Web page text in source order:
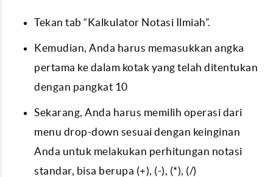
Tekan tab “Kalkulator Notasi Ilmiah”.
Kemudian, Anda harus memasukkan angka
pertama ke dalam kotak yang telah ditentukan
dengan pangkat 10
Sekarang, Anda harus memilih operasi dari
menu drop-down sesuai dengan keinginan
Anda untuk melakukan perhitungan notasi
standar, bisa berupa (+), (-), (*), (/)